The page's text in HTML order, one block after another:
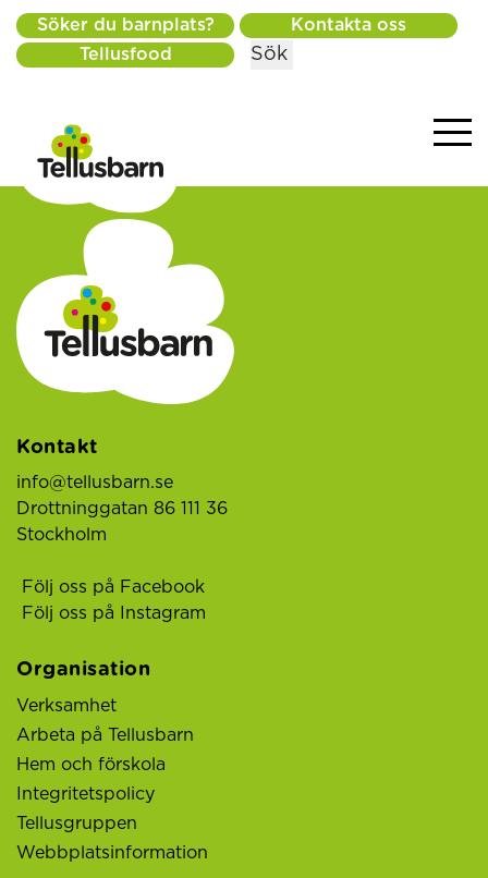
Söker du barnplats?
Kontakta oss
Tellusfood
Sök
Kontakt
info@tellusbarn.se
Drottninggatan 86 111 36
Stockholm
Följ oss på Facebook
Följ oss på Instagram
Organisation
Verksamhet
Arbeta på Tellusbarn
Hem och förskola
Integritetspolicy
Tellusgruppen
Webbplatsinformation